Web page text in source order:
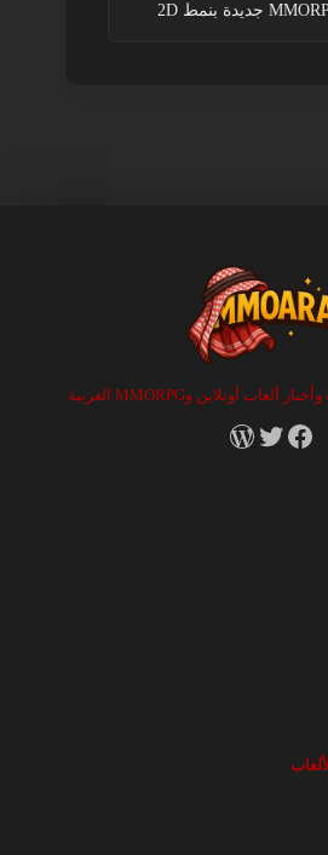
Facebook
X
RSS